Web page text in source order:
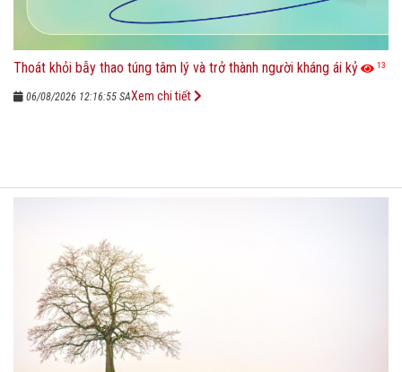
Thoát khỏi bẫy thao túng tâm lý và trở thành người kháng ái kỷ 13
06/08/2026 12:16:55 SAXem chi tiết